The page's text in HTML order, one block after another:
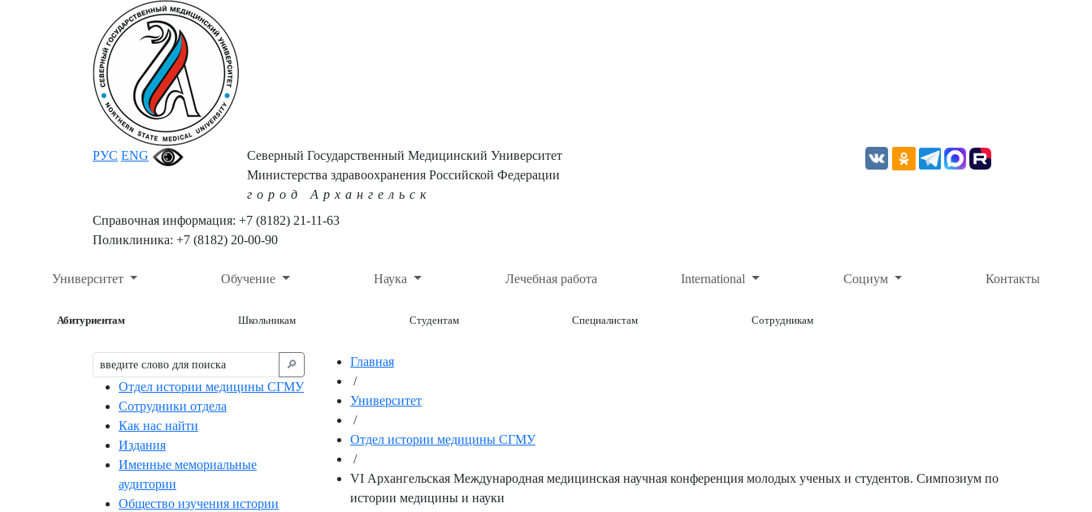
РУС ENG
Северный Государственный Медицинский Университет
Министерства здравоохранения Российской Федерации
город Архангельск
Справочная информация: +7 (8182) 21-11-63
Поликлиника: +7 (8182) 20-00-90
Университет Обучение Наука Лечебная работа International Социум Контакты
Абитуриентам Школьникам Студентам Специалистам Сотрудникам
🔎︎
Отдел истории медицины СГМУ
Сотрудники отдела
Как нас найти
Издания
Именные мемориальные
аудитории
Общество изучения истории
Главная
/
Университет
/
Отдел истории медицины СГМУ
/
VI Архангельская Международная медицинская научная конференция молодых ученых и студентов. Симпозиум по
истории медицины и науки